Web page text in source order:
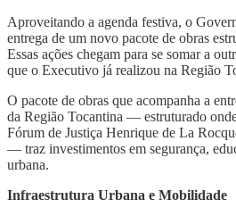
Aproveitando a agenda festiva, o
entrega de um novo pacote de obras
Essas ações chegam para se somar a
que o Executivo já realizou na Região
O pacote de obras que acompanha a
da Região Tocantina — estruturado
Fórum de Justiça Henrique de La
— traz investimentos em segurança,
urbana.
​Infraestrutura Urbana e Mobilidade